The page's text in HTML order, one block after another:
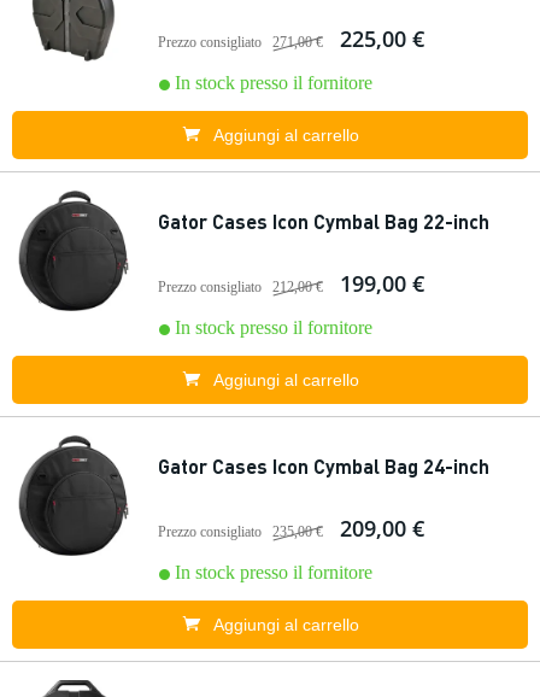
Prezzo consigliato 271,00 € 225,00 €
In stock presso il fornitore
Aggiungi al carrello
Gator Cases Icon Cymbal Bag 22-inch
Prezzo consigliato 212,00 € 199,00 €
In stock presso il fornitore
Aggiungi al carrello
Gator Cases Icon Cymbal Bag 24-inch
Prezzo consigliato 235,00 € 209,00 €
In stock presso il fornitore
Aggiungi al carrello